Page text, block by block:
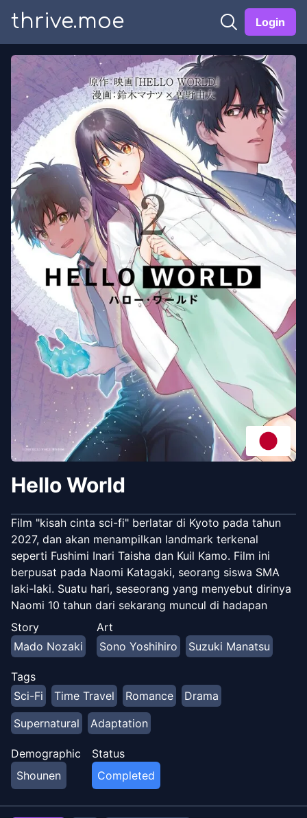
thrive.moe Login
Hello World
Film "kisah cinta sci-fi" berlatar di Kyoto pada tahun
2027, dan akan menampilkan landmark terkenal
seperti Fushimi Inari Taisha dan Kuil Kamo. Film ini
berpusat pada Naomi Katagaki, seorang siswa SMA
laki-laki. Suatu hari, seseorang yang menyebut dirinya
Naomi 10 tahun dari sekarang muncul di hadapan
Naomi muda. Bersama-sama, mereka harus mengubah
masa depan dan menyelamatkan teman sekelas, Ruri,
yang mulai berkencan dengan Naomi yang lebih muda
dalam tiga bulan.
Story
Mado Nozaki
Art
Sono Yoshihiro
Suzuki Manatsu
Tags
Sci-Fi
Time Travel Romance
Drama
Supernatural
Adaptation
Demographic
Shounen
Status
Completed